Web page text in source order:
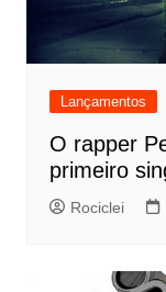
Lançamentos
O rapper
primeiro
Rociclei